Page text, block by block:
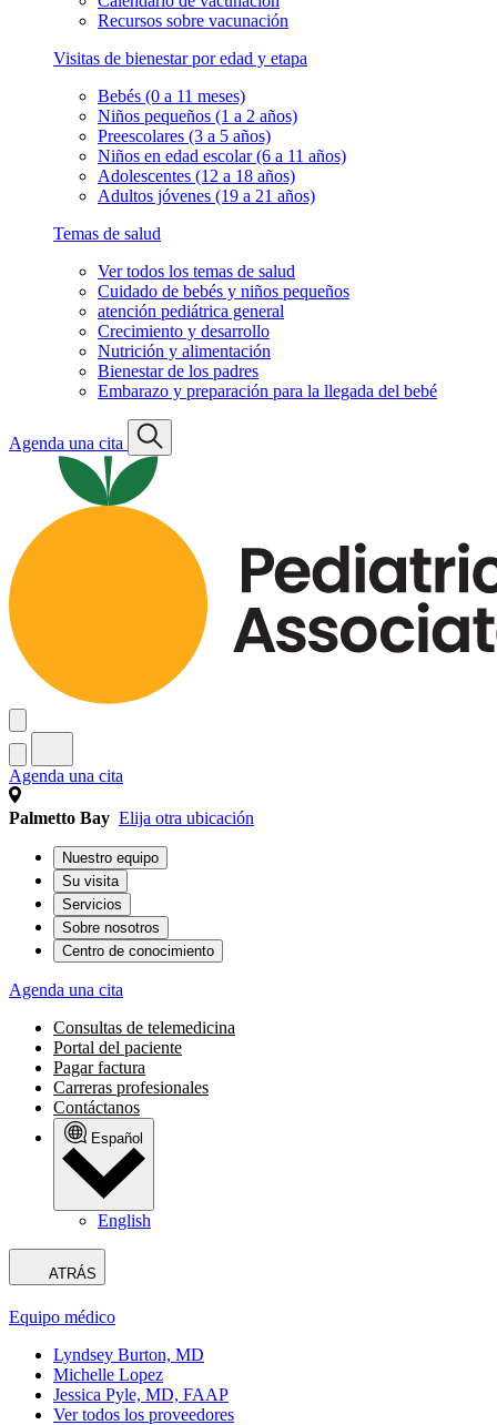
Recursos sobre vacunación
Visitas de bienestar por edad y etapa
Bebés (0 a 11 meses)
Niños pequeños (1 a 2 años)
Preescolares (3 a 5 años)
Niños en edad escolar (6 a 11 años)
Adolescentes (12 a 18 años)
Adultos jóvenes (19 a 21 años)
Temas de salud
Ver todos los temas de salud
Cuidado de bebés y niños pequeños
atención pediátrica general
Crecimiento y desarrollo
Nutrición y alimentación
Bienestar de los padres
Embarazo y preparación para la llegada del bebé
Agenda una cita
Agenda una cita
Palmetto Bay Elija otra ubicación
Nuestro equipo
Su visita
Servicios
Sobre nosotros
Centro de conocimiento
Agenda una cita
Consultas de telemedicina
Portal del paciente
Pagar factura
Carreras profesionales
Contáctanos
Español
English
ATRÁS
Equipo médico
Lyndsey Burton, MD
Michelle Lopez
Jessica Pyle, MD, FAAP
Ver todos los proveedores